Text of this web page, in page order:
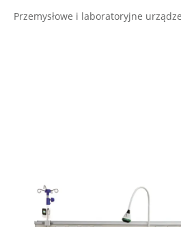
Przemysłowe i laboratoryjne